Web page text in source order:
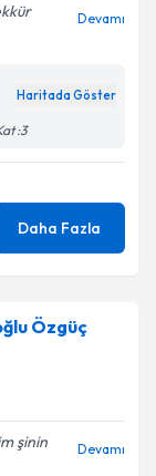
Devamı
Haritada Göster
:3
Daha Fazla
Özgüç
şinin
Devamı